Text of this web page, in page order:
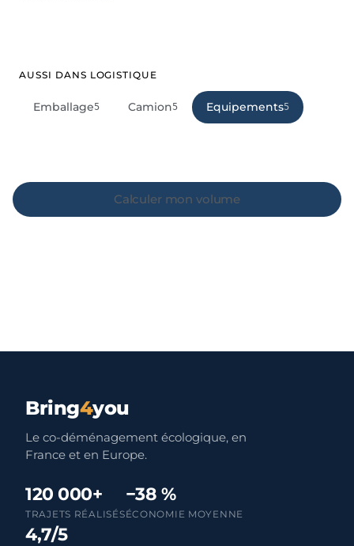
AUSSI DANS LOGISTIQUE
Emballage5 Camion5 Equipements5
Calculer mon volume
Bring4you
Le co-déménagement écologique, en
France et en Europe.
120 000+
TRAJETS RÉALISÉS
−38 %
ÉCONOMIE MOYENNE
4,7/5